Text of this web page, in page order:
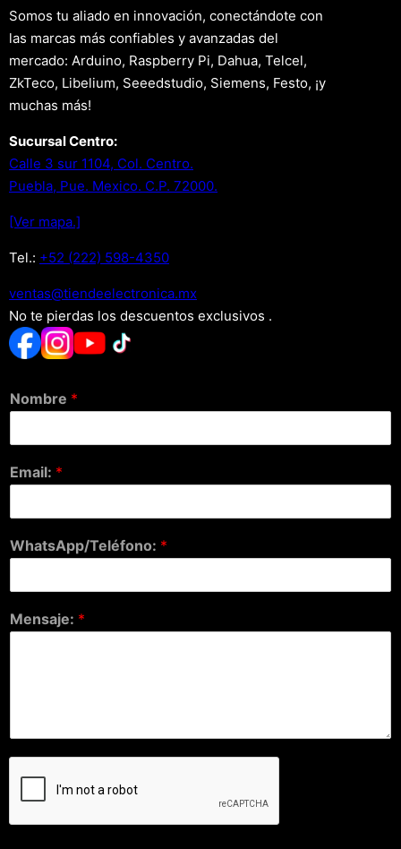
Somos tu aliado en innovación, conectándote con
las marcas más confiables y avanzadas del
mercado: Arduino, Raspberry Pi, Dahua, Telcel,
ZkTeco, Libelium, Seeedstudio, Siemens, Festo, ¡y
muchas más!
Sucursal Centro:
Calle 3 sur 1104, Col. Centro.
Puebla, Pue. Mexico. C.P. 72000.
[Ver mapa.]
Tel.: +52 (222) 598-4350
xm.acinortceleedneit@satnev
No te pierdas los descuentos exclusivos .
Nombre *
Email: *
WhatsApp/Teléfono: *
Mensaje: *